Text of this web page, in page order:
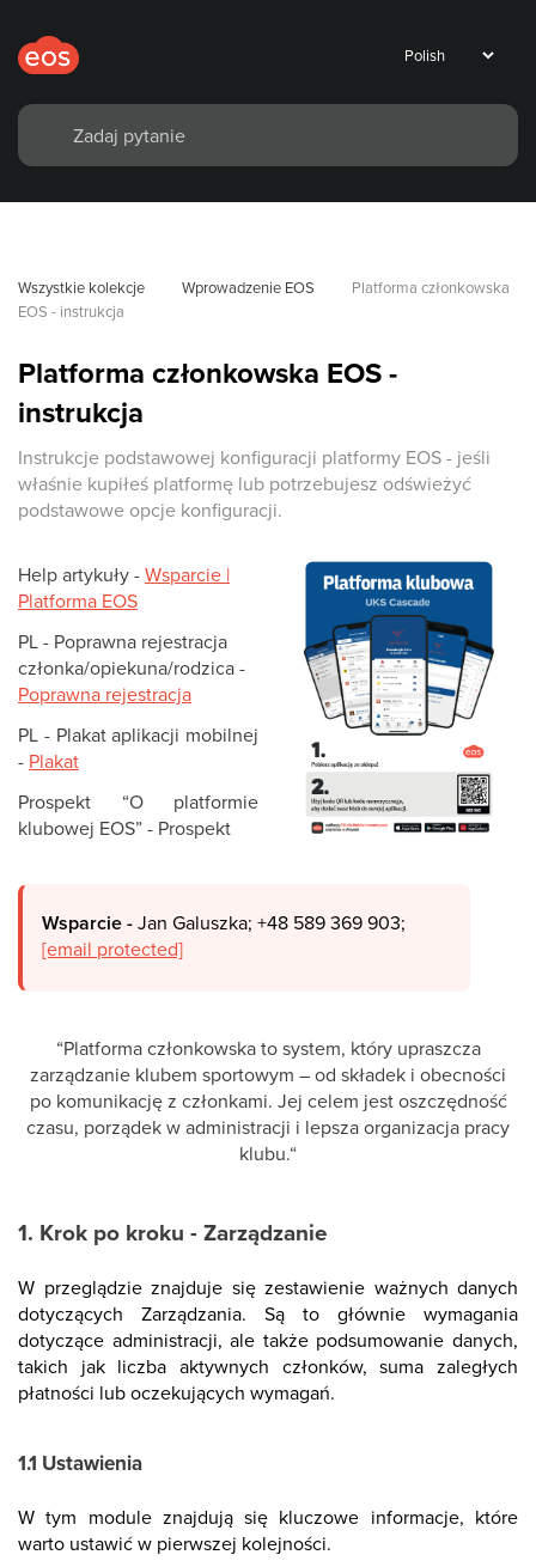
Wszystkie kolekcje Wprowadzenie EOS
Platforma członkowska
EOS - instrukcja
Platforma członkowska EOS -
instrukcja
Instrukcje podstawowej konfiguracji platformy EOS - jeśli
właśnie kupiłeś platformę lub potrzebujesz odświeżyć
podstawowe opcje konfiguracji.
Help artykuły -Wsparcie |
Platforma EOS
PL - Poprawna rejestracja
członka/opiekuna/rodzica -
Poprawna rejestracja
PL - Plakat aplikacji mobilnej
- Plakat
Prospekt “O platformie
klubowej EOS” - Prospekt
Wsparcie -Jan Galuszka; +48 589 369 903;
[email protected]
“Platforma członkowska to system, który upraszcza
zarządzanie klubem sportowym – od składek i obecności
po komunikację z członkami. Jej celem jest oszczędność
czasu, porządek w administracji i lepsza organizacja pracy
klubu.“
1. Krok po kroku - Zarządzanie
W przeglądzie znajduje się zestawienie ważnych danych
dotyczących Zarządzania. Są to głównie wymagania
dotyczące administracji, ale także podsumowanie danych,
takich jak liczba aktywnych członków, suma zaległych
płatności lub oczekujących wymagań.
1.1 Ustawienia
W tym module znajdują się kluczowe informacje, które
warto ustawić w pierwszej kolejności.